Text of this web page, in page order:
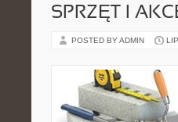
SPRZĘT I
POSTED BY ADMIN